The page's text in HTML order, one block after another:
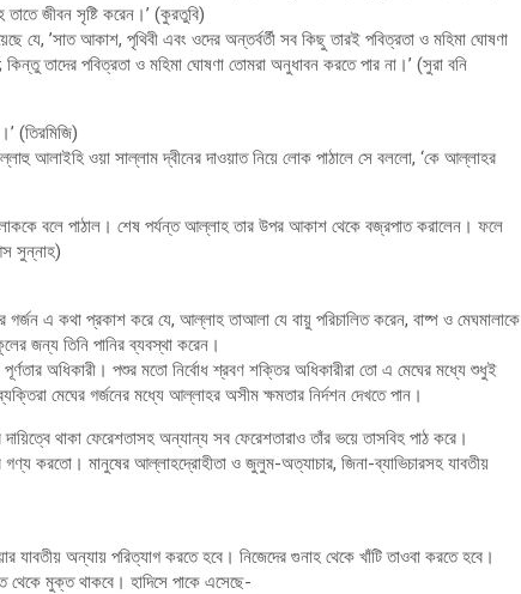
তাতে জীবন সৃষ্টি করেন।’ (কুরতুবি)
’সাত আকাশ, পৃথিবী এবং ওদের অন্তর্বর্তী সব কিছু তারই পবিত্রতা ও মহিমা ঘোষণা
তাদের পবিত্রতা ও মহিমা ঘোষণা তোমরা অনুধাবন করতে পার না।’ (সুরা বনি
(তিরমিজি)
আলাইহি ওয়া সাল্লাম দ্বীনের দাওয়াত নিয়ে লোক পাঠালে সে বললো, ‘কে আল্লাহর
লোককে বলে পাঠাল। শেষ পর্যন্ত আল্লাহ তার উপর আকাশ থেকে বজ্রপাত করালেন। ফলে
সুন্নাহ)
গর্জন এ কথা প্রকাশ করে যে, আল্লাহ তাআলা যে বায়ু পরিচালিত করেন, বাষ্প ও মেঘমালাকে
জন্য তিনি পানির ব্যবস্থা করেন।
অধিকারী। পশুর মতো নির্বোধ শ্রবণ শক্তির অধিকারীরা তো এ মেঘের মধ্যে শুধুই
মেঘের গর্জনের মধ্যে আল্লাহর অসীম ক্ষমতার নির্দশন দেখতে পান।
থাকা ফেরেশতাসহ অন্যান্য সব ফেরেশতারাও তাঁর ভয়ে তাসবিহ পাঠ করে।
গণ্য করতো। মানুষের আল্লাহদ্রোহীতা ও জুলুম-অত্যাচার, জিনা-ব্যাভিচারসহ যাবতীয়
অন্যায় পরিত্যাগ করতে হবে। নিজেদের গুনাহ থেকে খাঁটি তাওবা করতে হবে।
থেকে মুক্ত থাকবে। হাদিসে পাকে এসেছে-